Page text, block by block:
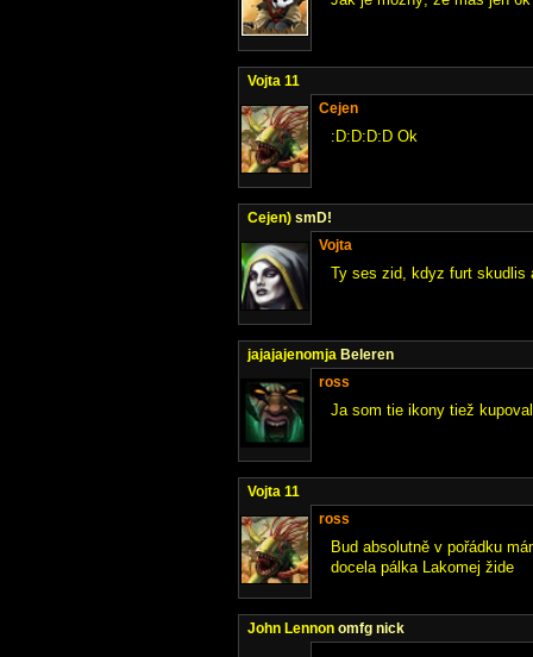
Vojta 11
Cejen
:D:D:D:D Ok
Cejen) smD!
Vojta
Ty ses zid, kdyz furt skudlis
jajajajenomja Beleren
ross
Ja som tie ikony tiež
Vojta 11
ross
Bud absolutně v pořádku
docela pálka Lakomej žide
John Lennon omfg nick